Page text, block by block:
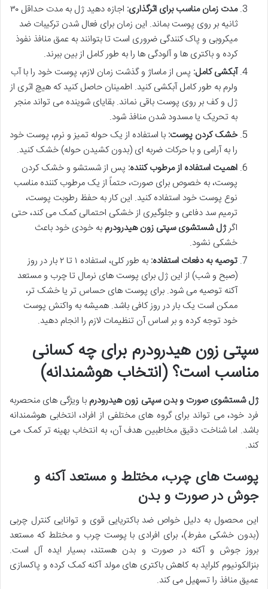
مدت زمان مناسب برای اثرگذاری:
اجازه دهید ژل به مدت حداقل ۳۰
ثانیه بر روی پوست بماند. این زمان برای فعال شدن ترکیبات ضد
میکروبی و پاک کنندگی ضروری است تا بتوانند به عمق منافذ نفوذ
کرده و باکتری ها و آلودگی ها را به طور کامل از بین ببرند.
آبکشی کامل: پس از ماساژ و گذشت زمان لازم، پوست خود را با آب
ولرم به طور کامل آبکشی کنید. اطمینان حاصل کنید که هیچ اثری از
ژل و کف بر روی پوست باقی نماند. بقایای شوینده می تواند منجر
به تحریک یا مسدود شدن منافذ شود.
خشک کردن پوست: با استفاده از یک حوله تمیز و نرم، پوست خود
را به آرامی و با حرکات ضربه ای (بدون کشیدن حوله) خشک کنید.
اهمیت استفاده از مرطوب کننده: پس از شستشو و خشک کردن
پوست، به خصوص برای صورت، حتماً از یک مرطوب کننده مناسب
نوع پوست خود استفاده کنید. این کار به حفظ رطوبت پوست،
ترمیم سد دفاعی و جلوگیری از خشکی احتمالی کمک می کند، حتی
اگرژل شستشوی سپتی زون هیدرودرم به خودی خود باعث
خشکی نشود.
توصیه به دفعات استفاده:
به طور کلی، استفاده ۱ تا ۲ بار در روز
(صبح و شب) از این ژل برای پوست های نرمال تا چرب و مستعد
آکنه توصیه می شود. برای پوست های حساس تر یا خشک تر،
ممکن است یک بار در روز کافی باشد. همیشه به واکنش پوست
خود توجه کرده و بر اساس آن تنظیمات لازم را انجام دهید.
سپتی زون هیدرودرم برای چه کسانی
مناسب است؟ (انتخاب هوشمندانه)
ژل شستشوی صورت و بدن سپتی زون هیدرودرم با ویژگی های منحصربه
فرد خود، می تواند برای گروه های مختلفی از افراد، انتخابی هوشمندانه
باشد. اما شناخت دقیق مخاطبین هدف آن، به انتخاب بهینه تر کمک می
کند.
پوست های چرب، مختلط و مستعد آکنه و
جوش در صورت و بدن
این محصول به دلیل خواص ضد باکتریایی قوی و توانایی کنترل چربی
(بدون خشکی مفرط)، برای افرادی با پوست چرب و مختلط که مستعد
بروز جوش و آکنه در صورت و بدن هستند، بسیار ایده آل است.
بنزالکونیوم کلراید به کاهش باکتری های مولد آکنه کمک کرده و پاکسازی
عمیق منافذ را تسهیل می کند.